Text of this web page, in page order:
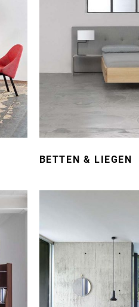
BETTEN & LIEGEN